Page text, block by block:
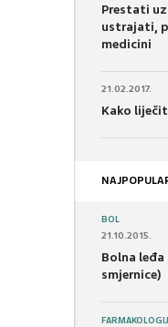
Prestati
ustrajati,
medicini
21.02.2017.
Kako
BOL
21.10.2015.
Bolna leđa
smjernice)